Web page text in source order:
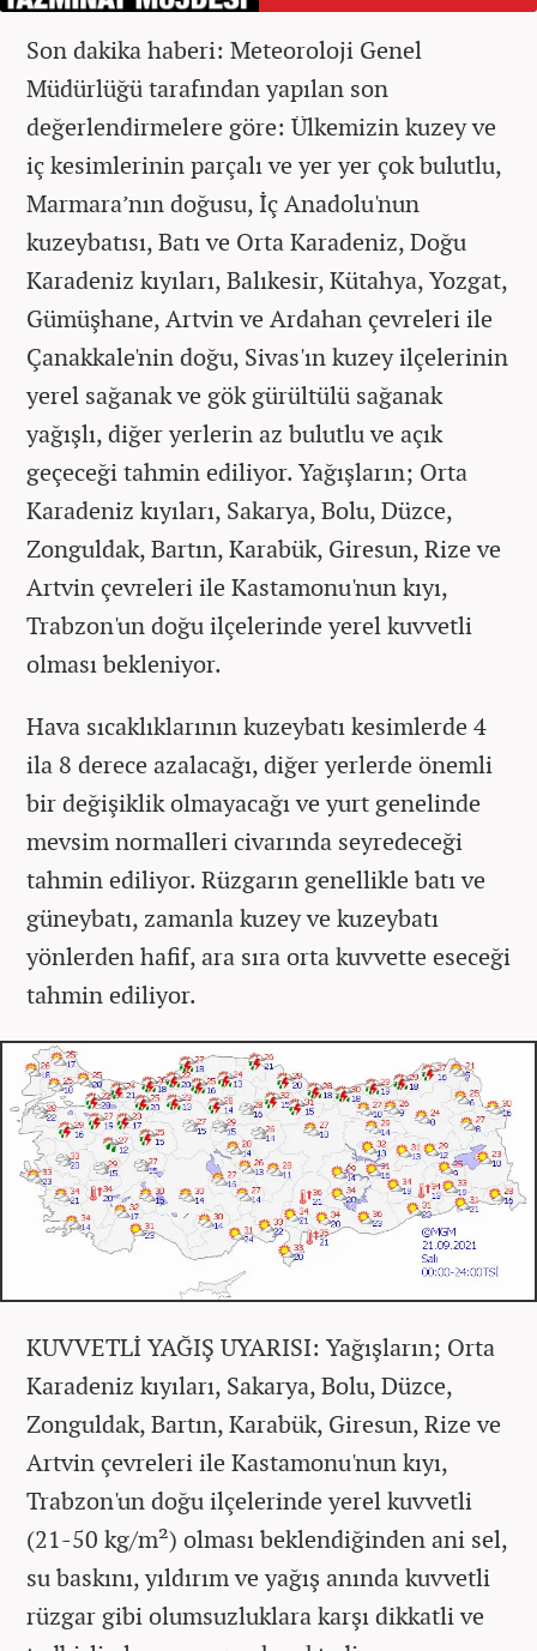
Son dakika haberi: Meteoroloji Genel
Müdürlüğü tarafından yapılan son
değerlendirmelere göre: Ülkemizin kuzey ve
iç kesimlerinin parçalı ve yer yer çok bulutlu,
Marmara’nın doğusu, İç Anadolu'nun
kuzeybatısı, Batı ve Orta Karadeniz, Doğu
Karadeniz kıyıları, Balıkesir, Kütahya, Yozgat,
Gümüşhane, Artvin ve Ardahan çevreleri ile
Çanakkale'nin doğu, Sivas'ın kuzey ilçelerinin
yerel sağanak ve gök gürültülü sağanak
yağışlı, diğer yerlerin az bulutlu ve açık
geçeceği tahmin ediliyor. Yağışların; Orta
Karadeniz kıyıları, Sakarya, Bolu, Düzce,
Zonguldak, Bartın, Karabük, Giresun, Rize ve
Artvin çevreleri ile Kastamonu'nun kıyı,
Trabzon'un doğu ilçelerinde yerel kuvvetli
olması bekleniyor.
Hava sıcaklıklarının kuzeybatı kesimlerde 4
ila 8 derece azalacağı, diğer yerlerde önemli
bir değişiklik olmayacağı ve yurt genelinde
mevsim normalleri civarında seyredeceği
tahmin ediliyor. Rüzgarın genellikle batı ve
güneybatı, zamanla kuzey ve kuzeybatı
yönlerden hafif, ara sıra orta kuvvette eseceği
tahmin ediliyor.
KUVVETLİ YAĞIŞ UYARISI: Yağışların; Orta
Karadeniz kıyıları, Sakarya, Bolu, Düzce,
Zonguldak, Bartın, Karabük, Giresun, Rize ve
Artvin çevreleri ile Kastamonu'nun kıyı,
Trabzon'un doğu ilçelerinde yerel kuvvetli
(21-50 kg/m²) olması beklendiğinden ani sel,
su baskını, yıldırım ve yağış anında kuvvetli
rüzgar gibi olumsuzluklara karşı dikkatli ve